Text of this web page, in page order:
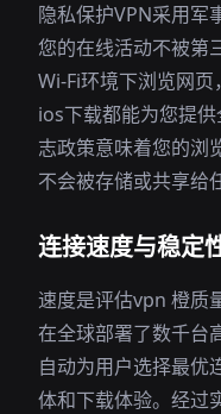
隐私保护VPN采用军
您的在线活动不被第
Wi-Fi环境下浏览网
ios下载都能为您提
志政策意味着您的浏
不会被存储或共享给
连接速度与稳定
速度是评估vpn 橙质
在全球部署了数千台
自动为用户选择最优
体和下载体验。经过